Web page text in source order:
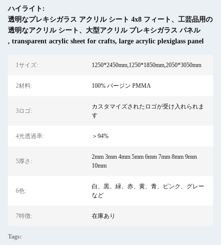
ハイライト:
透明なプレキシガラス アクリル シート 4x8 フィート、工芸品用の
透明なアクリル シート、大型アクリル プレキシガラス パネル
, transparent acrylic sheet for crafts, large acrylic plexiglass panel
1サイズ: 1250*2450mm,1250*1850mm,2050*3050mm
2材料: 100% バージン PMMA
3ロゴ:
カスタマイズされたロゴが受け入れられま
す
4光透過率: ＞94%
5厚さ:
2mm 3mm 4mm 5mm 6mm 7mm 8mm 9mm
10mm
6色:
白、黒、緑、赤、黄、青、ピンク、グレー
など
7特徴: 在庫あり
Tags: